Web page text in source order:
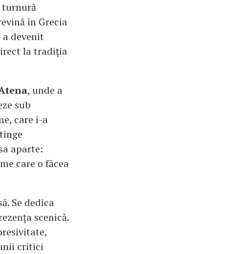
turnură
în Grecia
a devenit
la tradiția
, unde a
sub
care i-a
aparte:
care o făcea
Se dedica
scenică.
critici